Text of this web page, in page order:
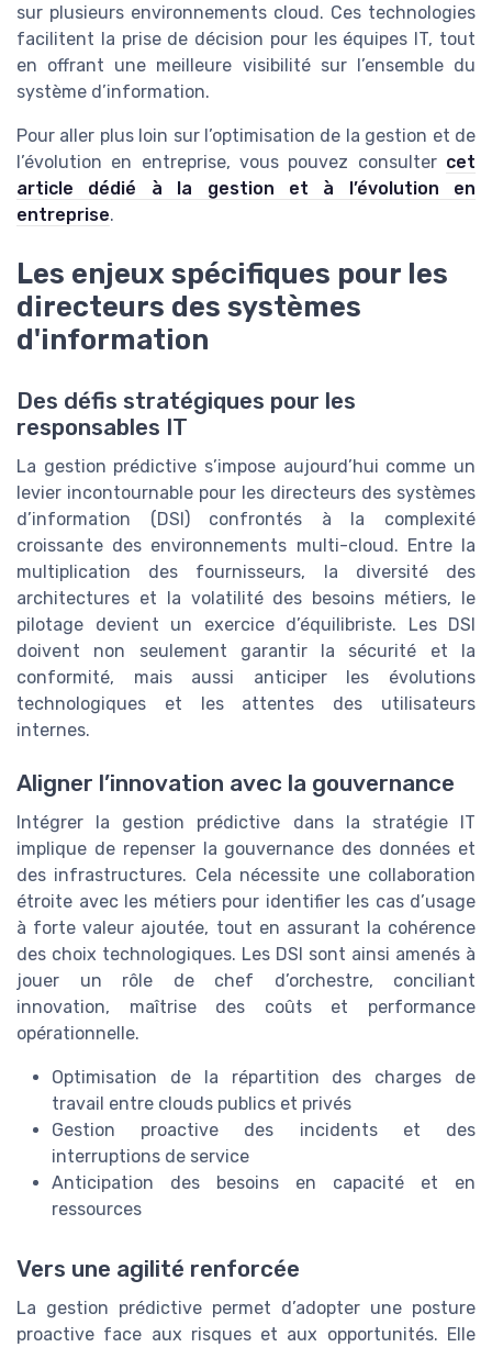
sur plusieurs environnements cloud. Ces technologies
facilitent la prise de décision pour les équipes IT, tout
en offrant une meilleure visibilité sur l’ensemble du
système d’information.
Pour aller plus loin sur l’optimisation de la gestion et de
l’évolution en entreprise, vous pouvez consulter cet
article dédié à la gestion et à l’évolution en
entreprise.
Les enjeux spécifiques pour les
directeurs des systèmes
d'information
Des défis stratégiques pour les
responsables IT
La gestion prédictive s’impose aujourd’hui comme un
levier incontournable pour les directeurs des systèmes
d’information (DSI) confrontés à la complexité
croissante des environnements multi-cloud. Entre la
multiplication des fournisseurs, la diversité des
architectures et la volatilité des besoins métiers, le
pilotage devient un exercice d’équilibriste. Les DSI
doivent non seulement garantir la sécurité et la
conformité, mais aussi anticiper les évolutions
technologiques et les attentes des utilisateurs
internes.
Aligner l’innovation avec la gouvernance
Intégrer la gestion prédictive dans la stratégie IT
implique de repenser la gouvernance des données et
des infrastructures. Cela nécessite une collaboration
étroite avec les métiers pour identifier les cas d’usage
à forte valeur ajoutée, tout en assurant la cohérence
des choix technologiques. Les DSI sont ainsi amenés à
jouer un rôle de chef d’orchestre, conciliant
innovation, maîtrise des coûts et performance
opérationnelle.
Optimisation de la répartition des charges de
travail entre clouds publics et privés
Gestion proactive des incidents et des
interruptions de service
Anticipation des besoins en capacité et en
ressources
Vers une agilité renforcée
La gestion prédictive permet d’adopter une posture
proactive face aux risques et aux opportunités. Elle